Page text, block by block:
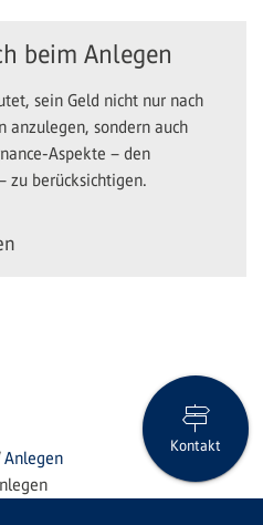
beim Anlegen
sein Geld nicht nur nach
anzulegen, sondern auch
Aspekte – den
zu berücksichtigen.
Anlegen
Kontakt